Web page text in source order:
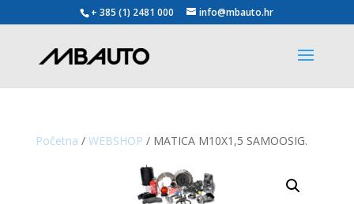
+ 385 (1) 2481 000 info@mbauto.hr
Početna / WEBSHOP / MATICA M10X1,5 SAMOOSIG.